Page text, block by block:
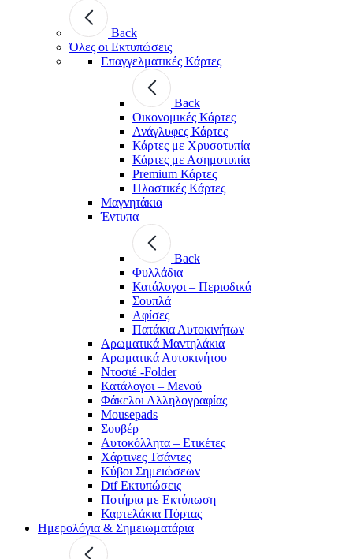
Back
Όλες οι Εκτυπώσεις
Επαγγελματικές Κάρτες
Back
Οικονομικές Κάρτες
Ανάγλυφες Κάρτες
Κάρτες με Χρυσοτυπία
Κάρτες με Ασημοτυπία
Premium Κάρτες
Πλαστικές Κάρτες
Μαγνητάκια
Έντυπα
Back
Φυλλάδια
Κατάλογοι – Περιοδικά
Σουπλά
Αφίσες
Πατάκια Αυτοκινήτων
Αρωματικά Μαντηλάκια
Αρωματικά Αυτοκινήτου
Ντοσιέ -Folder
Κατάλογοι – Μενού
Φάκελοι Αλληλογραφίας
Mousepads
Σουβέρ
Αυτοκόλλητα – Ετικέτες
Χάρτινες Τσάντες
Κύβοι Σημειώσεων
Dtf Εκτυπώσεις
Ποτήρια με Εκτύπωση
Καρτελάκια Πόρτας
Ημερολόγια & Σημειωματάρια